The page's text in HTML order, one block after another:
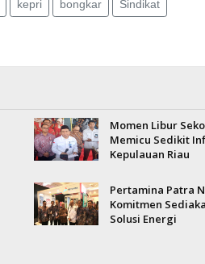
kepri bongkar Sindikat
Momen Libur
Memicu Sedikit
Kepulauan Riau
Pertamina Patra
Komitmen
Solusi Energi